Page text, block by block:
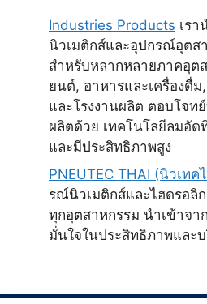
Industries Products เร
นิวเมติกส์และอุปกรณ์อุตส
สำหรับหลากหลายภาคอุต
ยนต์, อาหารและเครื่องดื่ม
และโรงงานผลิต ตอบโจท
ผลิตด้วย เทคโนโลยีลมอั
และมีประสิทธิภาพสูง
PNEUTEC THAI (นิวเทค
รณ์นิวเมติกส์และไฮดรอลิ
ทุกอุตสาหกรรม นำเข้าจ
มั่นใจในประสิทธิภาพและ